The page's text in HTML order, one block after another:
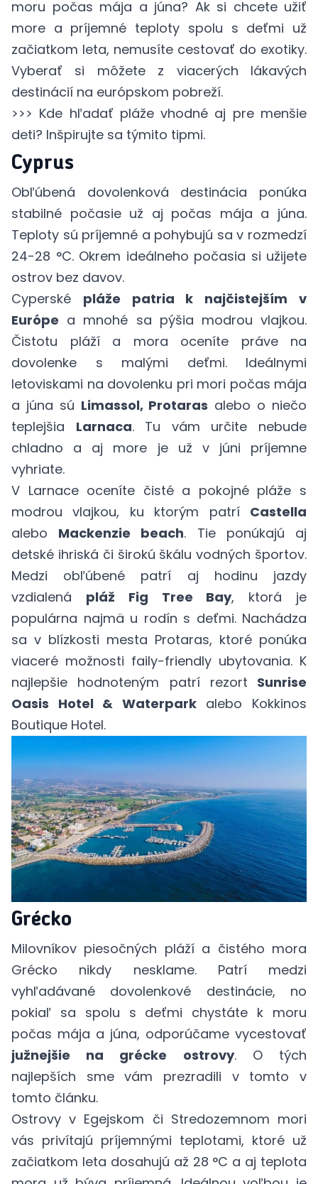
moru počas mája a júna? Ak si chcete užiť
more a príjemné teploty spolu s deťmi už
začiatkom leta, nemusíte cestovať do exotiky.
Vyberať si môžete z viacerých lákavých
destinácií na európskom pobreží.
>>> Kde hľadať pláže vhodné aj pre menšie
deti? Inšpirujte sa týmito tipmi.
Cyprus
Obľúbená dovolenková destinácia ponúka
stabilné počasie už aj počas mája a júna.
Teploty sú príjemné a pohybujú sa v rozmedzí
24-28 °C. Okrem ideálneho počasia si užijete
ostrov bez davov.
Cyperské pláže patria k najčistejším v
Európe a mnohé sa pýšia modrou vlajkou.
Čistotu pláží a mora oceníte práve na
dovolenke s malými deťmi. Ideálnymi
letoviskami na dovolenku pri mori počas mája
a júna sú Limassol, Protaras alebo o niečo
teplejšia Larnaca. Tu vám určite nebude
chladno a aj more je už v júni príjemne
vyhriate.
V Larnace oceníte čisté a pokojné pláže s
modrou vlajkou, ku ktorým patrí Castella
alebo Mackenzie beach. Tie ponúkajú aj
detské ihriská či širokú škálu vodných športov.
Medzi obľúbené patrí aj hodinu jazdy
vzdialená pláž Fig Tree Bay, ktorá je
populárna najmä u rodín s deťmi. Nachádza
sa v blízkosti mesta Protaras, ktoré ponúka
viaceré možnosti faily-friendly ubytovania. K
najlepšie hodnoteným patrí rezort Sunrise
Oasis Hotel & Waterparkalebo Kokkinos
Boutique Hotel.
Grécko
Milovníkov piesočných pláží a čistého mora
Grécko nikdy nesklame. Patrí medzi
vyhľadávané dovolenkové destinácie, no
pokiaľ sa spolu s deťmi chystáte k moru
počas mája a júna, odporúčame vycestovať
južnejšie na grécke ostrovy. O tých
najlepších sme vám prezradili v tomto v
tomto článku.
Ostrovy v Egejskom či Stredozemnom mori
vás privítajú príjemnými teplotami, ktoré už
začiatkom leta dosahujú až 28 °C a aj teplota